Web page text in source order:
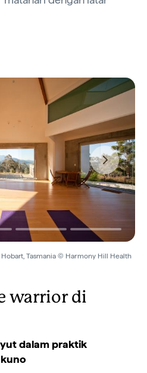
Tasmania © Harmony Hill Health
warrior di
dalam praktik